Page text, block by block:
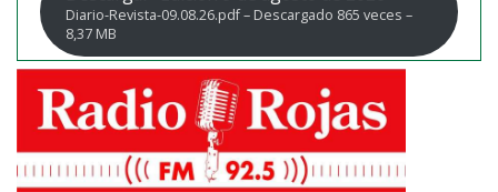
Diario-Revista-09.08.26.pdf – Descargado 865 veces –
8,37 MB